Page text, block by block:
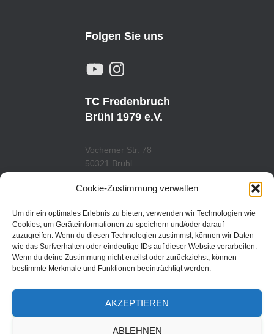
Cookie-Zustimmung verwalten
Um dir ein optimales Erlebnis zu bieten, verwenden wir Technologien wie
Cookies, um Geräteinformationen zu speichern und/oder darauf
zuzugreifen. Wenn du diesen Technologien zustimmst, können wir Daten
wie das Surfverhalten oder eindeutige IDs auf dieser Website verarbeiten.
Wenn du deine Zustimmung nicht erteilst oder zurückziehst, können
bestimmte Merkmale und Funktionen beeinträchtigt werden.
AKZEPTIEREN
ABLEHNEN
Folgen Sie uns
Y
O
U
B
E
N
A
G
R
A
TC Fredenbruch
Brühl 1979 e.V.
Vochemer Str. 78
50321 Brühl
www.tcfredenbruch.de
DATENSCHUTZORDUNG